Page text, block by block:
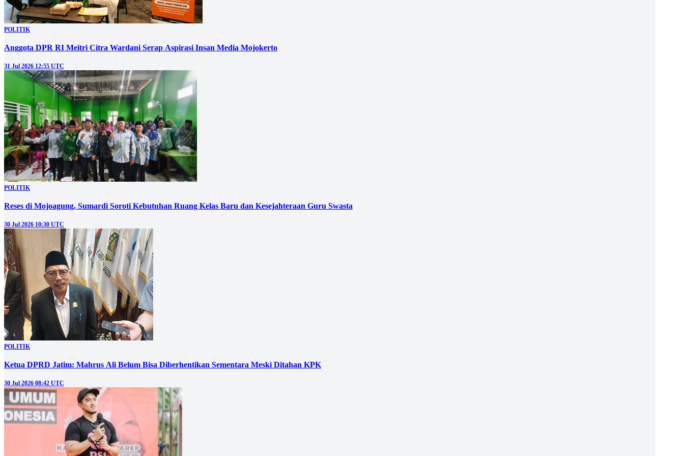
POLITIK
Anggota DPR RI Meitri Citra Wardani Serap Aspirasi Insan Media Mojokerto
31 Jul 2026 12:55 UTC
POLITIK
Reses di Mojoagung, Sumardi Soroti Kebutuhan Ruang Kelas Baru dan Kesejahteraan Guru Swasta
30 Jul 2026 10:30 UTC
POLITIK
Ketua DPRD Jatim: Mahrus Ali Belum Bisa Diberhentikan Sementara Meski Ditahan KPK
30 Jul 2026 08:42 UTC